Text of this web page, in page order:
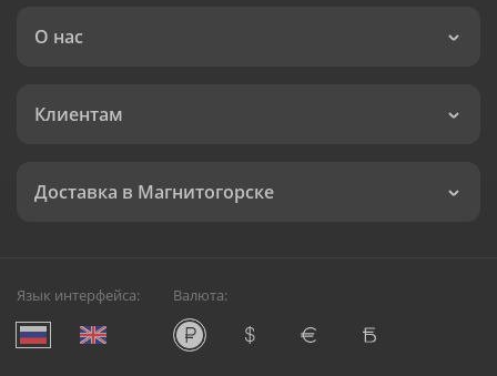
О нас
Клиентам
Доставка в Магнитогорске
Язык интерфейса: Валюта: